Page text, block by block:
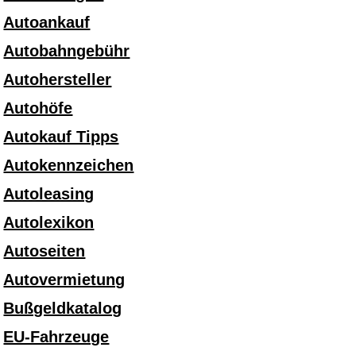
Autoankauf
Autobahngebühr
Autohersteller
Autohöfe
Autokauf Tipps
Autokennzeichen
Autoleasing
Autolexikon
Autoseiten
Autovermietung
Bußgeldkatalog
EU-Fahrzeuge